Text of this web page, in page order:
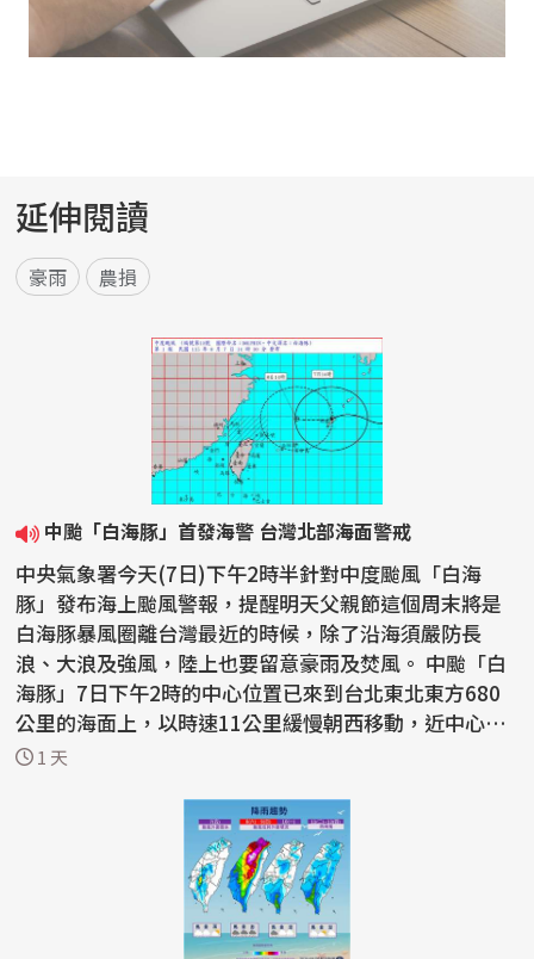
延伸閱讀
豪雨 農損
中颱「白海豚」首發海警 台灣北部海面警戒
中央氣象署今天(7日)下午2時半針對中度颱風「白海
豚」發布海上颱風警報，提醒明天父親節這個周末將是
白海豚暴風圈離台灣最近的時候，除了沿海須嚴防長
浪、大浪及強風，陸上也要留意豪雨及焚風。 中颱「白
海豚」7日下午2時的中心位置已來到台北東北東方680
公里的海面上，以時速11公里緩慢朝西移動，近中心最
大風速每秒...
1 天